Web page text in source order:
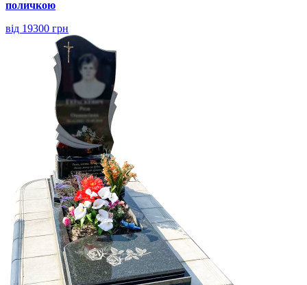
поличкою
від 19300 грн